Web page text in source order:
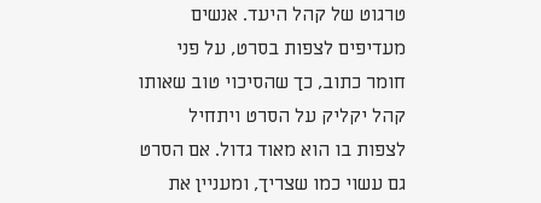
טרגוט של קהל היעד. אנשים
מעדיפים לצפות בסרט, על פני
חומר כתוב, כך שהסיכוי טוב שאותו
קהל יקליק על הסרט ויתחיל
לצפות בו הוא מאוד גדול. אם הסרט
גם עשוי כמו שצריך, ומעניין את